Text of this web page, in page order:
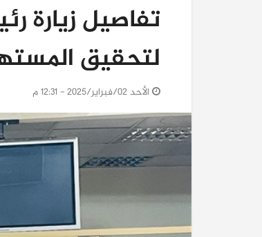
تفاصيل زيارة
لتحقيق
الأحد 02/فبراير/2025 - 12:31 م